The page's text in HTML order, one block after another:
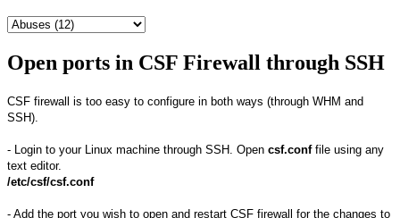
Open ports in CSF Firewall through SSH
CSF firewall is too easy to configure in both ways (through WHM and
SSH).
- Login to your Linux machine through SSH. Open csf.conffile using any
text editor.
/etc/csf/csf.conf
- Add the port you wish to open and restart CSF firewall for the changes to